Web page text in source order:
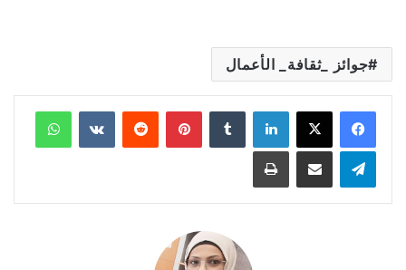
جوائز _ثقافة_ الأعمال
لينكدإن بينتيريست